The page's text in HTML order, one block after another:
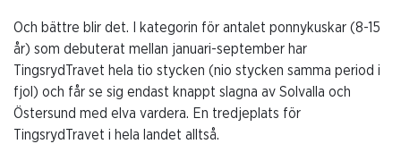
Och bättre blir det. I kategorin för antalet ponnykuskar (8-15
år) som debuterat mellan januari-september har
TingsrydTravet hela tio stycken (nio stycken samma period i
fjol) och får se sig endast knappt slagna av Solvalla och
Östersund med elva vardera. En tredjeplats för
TingsrydTravet i hela landet alltså.